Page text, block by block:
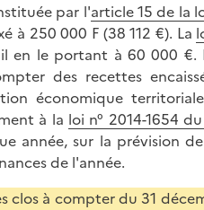
par l'article 15 de la
à 250 000 F (38 112 €). La
en le portant à 60 000
des recettes
économique
à la loi n° 2014-1654
année, sur la prévision
de l'année.
clos à compter du 31